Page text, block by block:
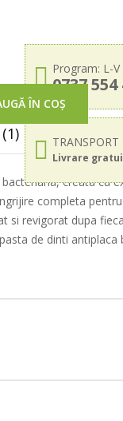
Program: L-
0737 554
TRANSPORT
Livrare
ÎN COȘ
creata cu
completa
si revigorat dupa
de dinti